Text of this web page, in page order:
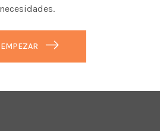
necesidades.
EMPEZAR